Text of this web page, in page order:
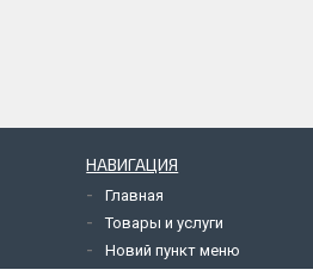
НАВИГАЦИЯ
Главная
Товары и услуги
Новий пункт меню